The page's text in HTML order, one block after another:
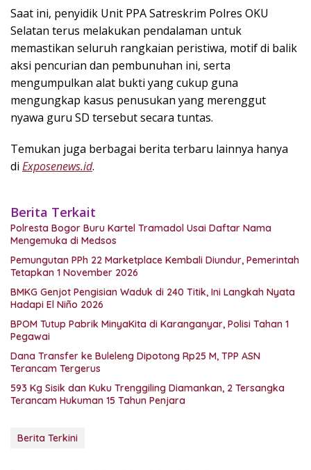
Saat ini, penyidik Unit PPA Satreskrim Polres OKU
Selatan terus melakukan pendalaman untuk
memastikan seluruh rangkaian peristiwa, motif di balik
aksi pencurian dan pembunuhan ini, serta
mengumpulkan alat bukti yang cukup guna
mengungkap kasus penusukan yang merenggut
nyawa guru SD tersebut secara tuntas.
Temukan juga berbagai berita terbaru lainnya hanya
di Exposenews.id.
Berita Terkait
Polresta Bogor Buru Kartel Tramadol Usai Daftar Nama
Mengemuka di Medsos
Pemungutan PPh 22 Marketplace Kembali Diundur, Pemerintah
Tetapkan 1 November 2026
BMKG Genjot Pengisian Waduk di 240 Titik, Ini Langkah Nyata
Hadapi El Niño 2026
BPOM Tutup Pabrik MinyaKita di Karanganyar, Polisi Tahan 1
Pegawai
Dana Transfer ke Buleleng Dipotong Rp25 M, TPP ASN
Terancam Tergerus
593 Kg Sisik dan Kuku Trenggiling Diamankan, 2 Tersangka
Terancam Hukuman 15 Tahun Penjara
Berita Terkini